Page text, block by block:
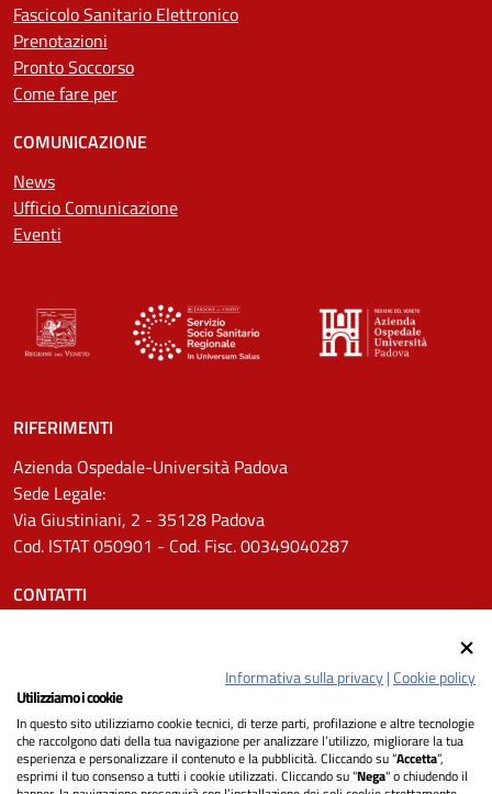
Fascicolo Sanitario Elettronico
Prenotazioni
Pronto Soccorso
Come fare per
COMUNICAZIONE
News
Ufficio Comunicazione
Eventi
RIFERIMENTI
Azienda Ospedale-Università Padova
Sede Legale:
Via Giustiniani, 2 - 35128 Padova
Cod. ISTAT 050901 - Cod. Fisc. 00349040287
CONTATTI
Pec: protocollo.aopd@pecveneto.it
SEGUICI SU
Informativa sulla privacy|Cookie policy
Utilizziamo i cookie
In questo sito utilizziamo cookie tecnici, di terze parti, profilazione e altre tecnologie
che raccolgono dati della tua navigazione per analizzare l’utilizzo, migliorare la tua
esperienza e personalizzare il contenuto e la pubblicità. Cliccando su “Accetta”,
esprimi il tuo consenso a tutti i cookie utilizzati. Cliccando su "Nega" o chiudendo il